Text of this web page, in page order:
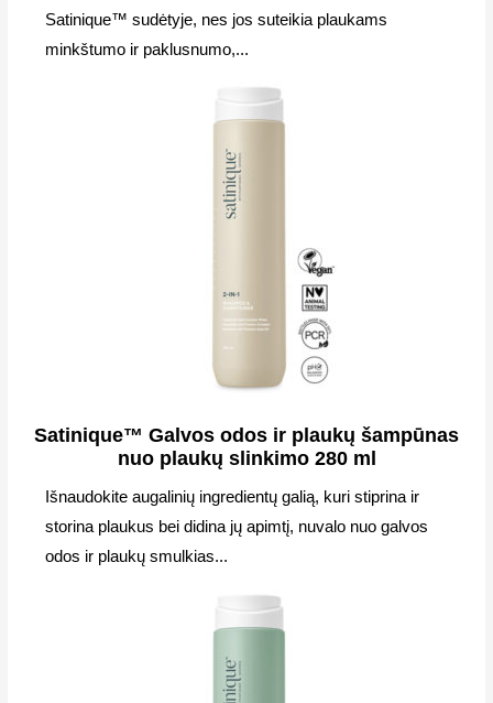
Satinique™ sudėtyje, nes jos suteikia plaukams
minkštumo ir paklusnumo,...
Satinique™ Galvos odos ir plaukų šampūnas
nuo plaukų slinkimo 280 ml
Išnaudokite augalinių ingredientų galią, kuri stiprina ir
storina plaukus bei didina jų apimtį, nuvalo nuo galvos
odos ir plaukų smulkias...